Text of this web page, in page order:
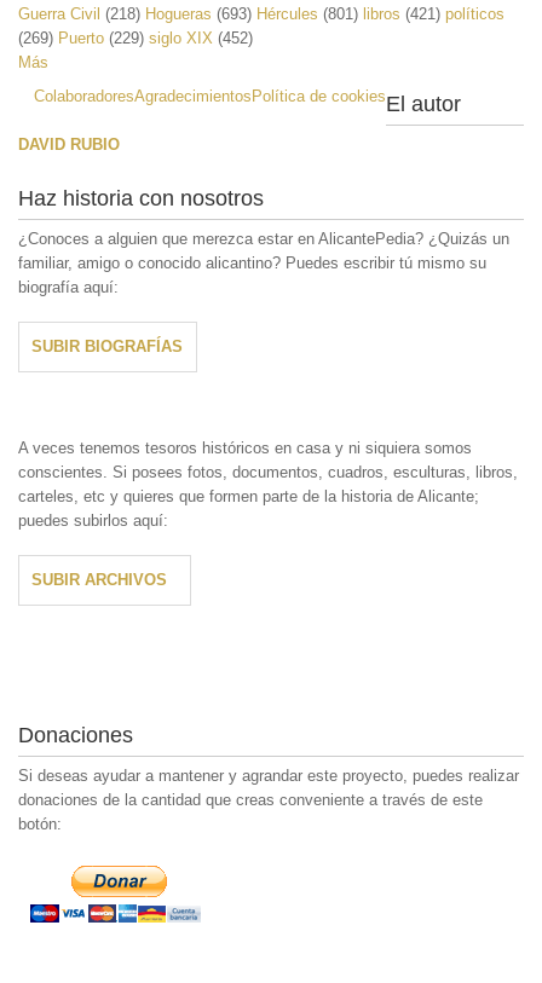
Guerra Civil (218) Hogueras (693) Hércules (801) libros (421) políticos
(269) Puerto (229) siglo XIX (452)
Más
ColaboradoresAgradecimientos Política de cookiesEl autor
DAVID RUBIO
Haz historia con nosotros
¿Conoces a alguien que merezca estar en AlicantePedia? ¿Quizás un
familiar, amigo o conocido alicantino? Puedes escribir tú mismo su
biografía aquí:
SUBIR BIOGRAFÍAS
A veces tenemos tesoros históricos en casa y ni siquiera somos
conscientes. Si posees fotos, documentos, cuadros, esculturas, libros,
carteles, etc y quieres que formen parte de la historia de Alicante;
puedes subirlos aquí:
SUBIR ARCHIVOS
Donaciones
Si deseas ayudar a mantener y agrandar este proyecto, puedes realizar
donaciones de la cantidad que creas conveniente a través de este
botón: